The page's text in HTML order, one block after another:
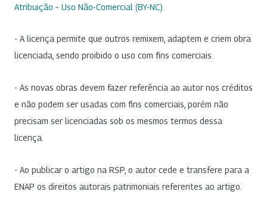
Atribuição – Uso Não-Comercial (BY-NC)
- A licença permite que outros remixem, adaptem e criem obra
licenciada, sendo proibido o uso com fins comerciais.
- As novas obras devem fazer referência ao autor nos créditos
e não podem ser usadas com fins comerciais, porém não
precisam ser licenciadas sob os mesmos termos dessa
licença.
- Ao publicar o artigo na RSP, o autor cede e transfere para a
ENAP os direitos autorais patrimoniais referentes ao artigo.